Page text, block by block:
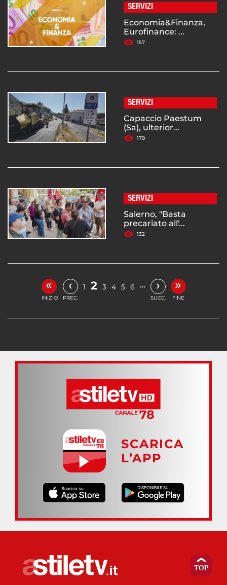
SERVIZI
Economia&Finanza,
Eurofinance: ...
157
SERVIZI
Capaccio Paestum
(Sa), ulterior...
179
SERVIZI
Salerno, "Basta
precariato all'...
132
«
INIZIO
‹
PREC.
1 2 3 4 5 6 … ›
SUCC.
»
FINE
SCARICA
L’APP